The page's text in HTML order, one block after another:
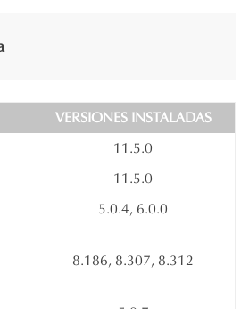
VERSIONES INSTALADAS
11.5.0
11.5.0
5.0.4, 6.0.0
8.186, 8.307, 8.312